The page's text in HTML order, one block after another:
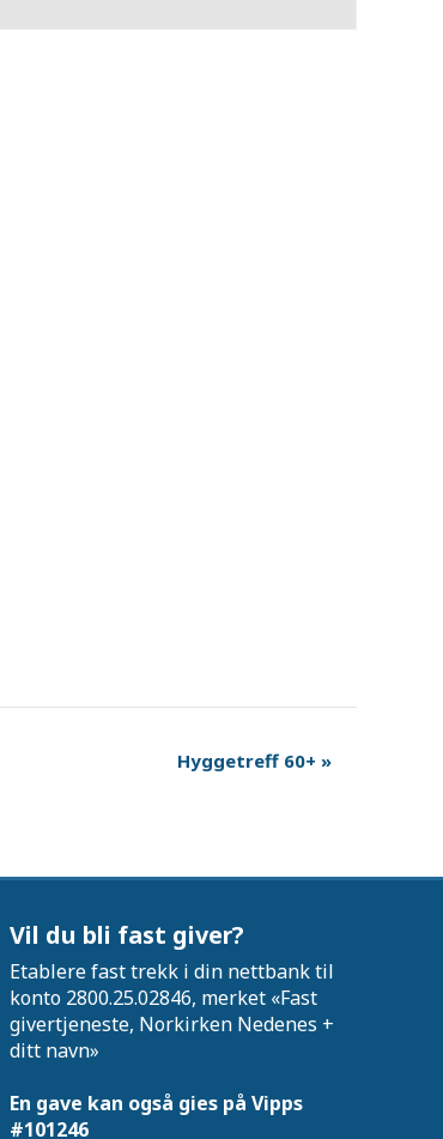
Hyggetreff 60+ »
Vil du bli fast giver?
Etablere fast trekk i din nettbank til
konto 2800.25.02846, merket «Fast
givertjeneste, Norkirken Nedenes +
ditt navn»
En gave kan også gies på Vipps
#101246